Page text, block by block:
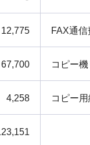
12,775 FAX通
67,700 コピー
4,258 コピー